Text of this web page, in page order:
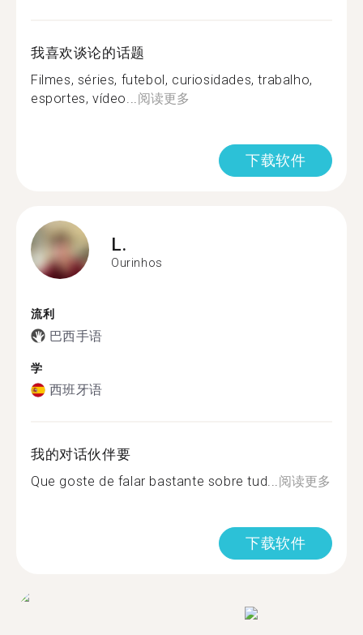
我喜欢谈论的话题
Filmes, séries, futebol, curiosidades, trabalho,
esportes, vídeo...阅读更多
下载软件
L.
Ourinhos
流利
巴西手语
学
西班牙语
我的对话伙伴要
Que goste de falar bastante sobre tud...阅读更多
下载软件